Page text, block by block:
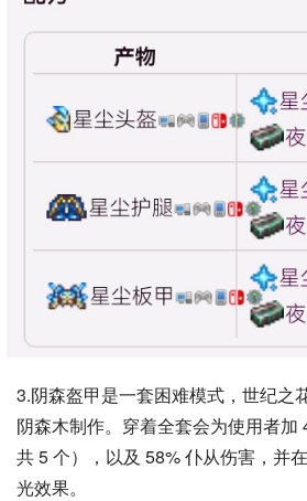
3.阴森盔甲是一套困难模式，世纪之
阴森木制作。穿着全套会为使用者加
共 5 个），以及 58% 仆从伤害，并
光效果。